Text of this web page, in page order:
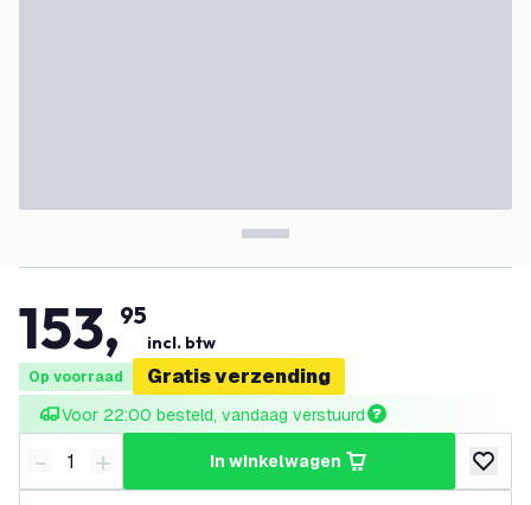
153,95
incl. btw
Op voorraad Gratis verzending
Voor 22:00 besteld, vandaag verstuurd
Verminder hoeveelheid
- Verhoog hoeveelheid
+ in winkelwagen